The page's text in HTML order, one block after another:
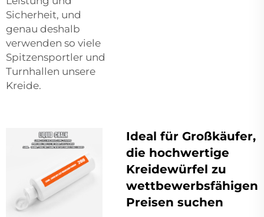
Sicherheit, und
genau deshalb
verwenden so viele
Spitzensportler und
Turnhallen unsere
Kreide.
Ideal für Großkäufer,
die hochwertige
Kreidewürfel zu
wettbewerbsfähigen
Preisen suchen